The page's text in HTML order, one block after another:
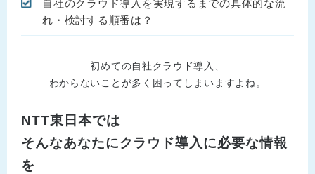
自社のクラウド導入を実現するまでの具体的な流
れ・検討する順番は？
初めての自社クラウド導入、
わからないことが多く困ってしまいますよね。
NTT東日本では
そんなあなたにクラウド導入に必要な情報
を